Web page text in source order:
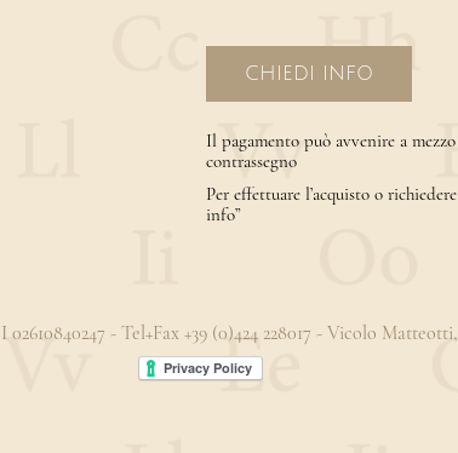
CHIEDI INFO
Il pagamento può avvenire a
contrassegno
Per effettuare l’acquisto o
info”
- Tel+Fax +39 (0)424 228017 - Vicolo